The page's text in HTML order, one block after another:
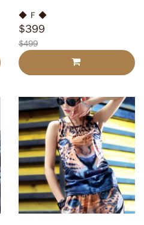
◆ F ◆
$399
$499